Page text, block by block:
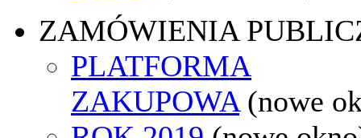
ZAMÓWIENIA
PLATFORMA
ZAKUPOWA (nowe